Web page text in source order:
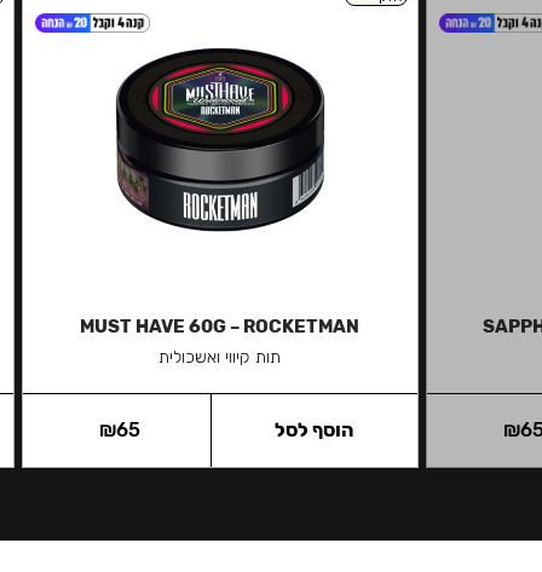
₪
MUST HAVE 60G – ROCKETMAN
תות קיווי ואשכולית
₪65 הוסף לסל